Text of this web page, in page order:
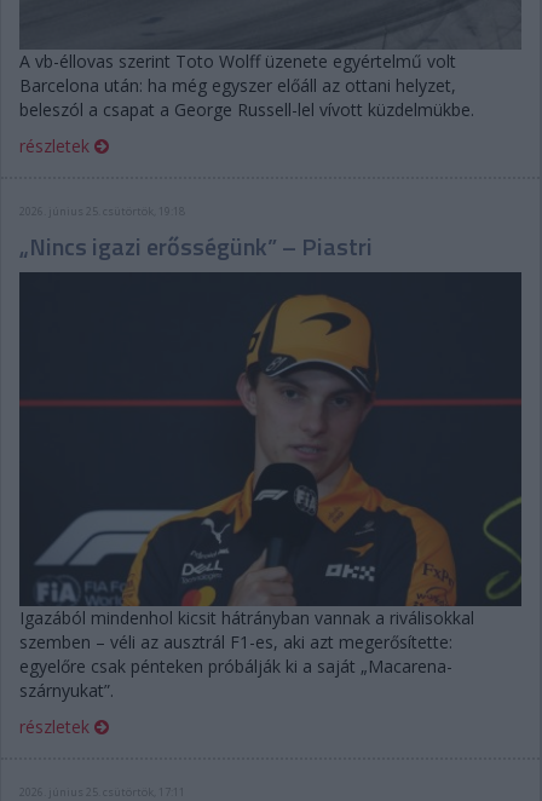
A vb-éllovas szerint Toto Wolff üzenete egyértelmű volt
Barcelona után: ha még egyszer előáll az ottani helyzet,
beleszól a csapat a George Russell-lel vívott küzdelmükbe.
részletek
2026. június 25. csütörtök, 19:18
„Nincs igazi erősségünk” – Piastri
Igazából mindenhol kicsit hátrányban vannak a riválisokkal
szemben – véli az ausztrál F1-es, aki azt megerősítette:
egyelőre csak pénteken próbálják ki a saját „Macarena-
szárnyukat”.
részletek
2026. június 25. csütörtök, 17:11